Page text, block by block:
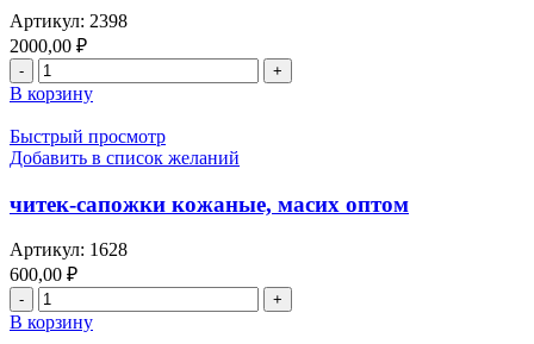
платок,
цвета
зеленого
Артикул: 2398
2000,00 ₽
Количество
товара
рубашка
со
штанами
В корзину
Быстрый просмотр
Добавить в список желаний
читек-сапожки кожаные, масих оптом
Артикул: 1628
600,00 ₽
Количество
товара
читек-
В корзину